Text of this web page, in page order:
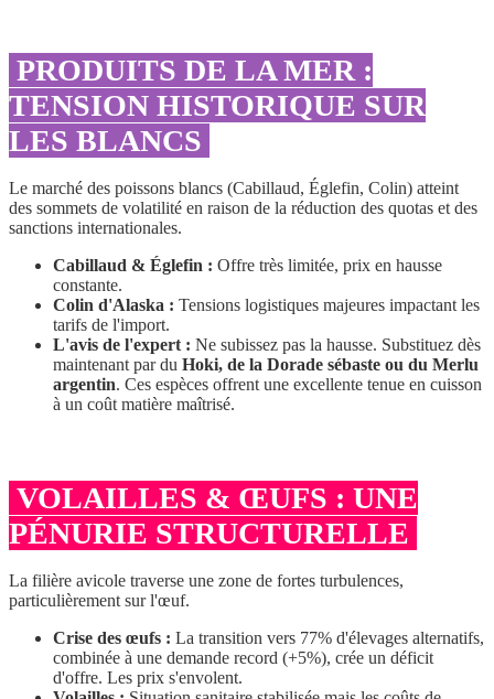
PRODUITS DE LA MER :
TENSION HISTORIQUE SUR
LES BLANCS
Le marché des poissons blancs (Cabillaud, Églefin, Colin) atteint
des sommets de volatilité en raison de la réduction des quotas et des
sanctions internationales.
Cabillaud & Églefin : Offre très limitée, prix en hausse
constante.
Colin d'Alaska : Tensions logistiques majeures impactant les
tarifs de l'import.
L'avis de l'expert : Ne subissez pas la hausse. Substituez dès
maintenant par du Hoki, de la Dorade sébaste ou du Merlu
argentin. Ces espèces offrent une excellente tenue en cuisson
à un coût matière maîtrisé.
VOLAILLES & ŒUFS : UNE
PÉNURIE STRUCTURELLE
La filière avicole traverse une zone de fortes turbulences,
particulièrement sur l'œuf.
Crise des œufs : La transition vers 77% d'élevages alternatifs,
combinée à une demande record (+5%), crée un déficit
d'offre. Les prix s'envolent.